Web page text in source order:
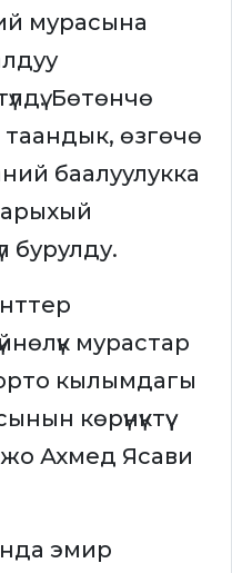
мурасына
Бөтөнчө
өзгөчө
баалуулукка
бурулду.
мурастар
кылымдагы
көрүнүктүү
Ахмед Ясави
эмир